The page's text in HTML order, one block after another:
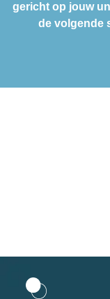
gericht op jouw
de volgende